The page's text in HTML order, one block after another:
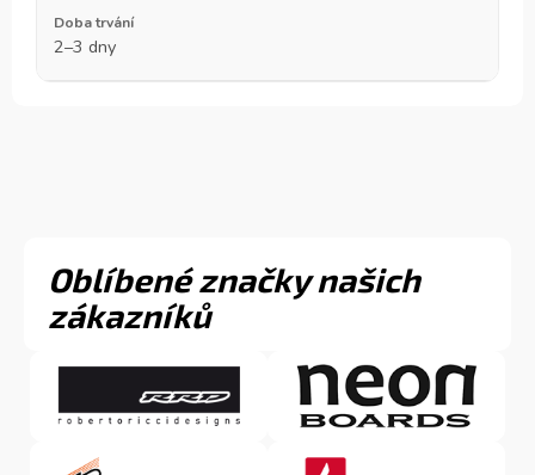
2–3 dny
Oblíbené značky našich
zákazníků